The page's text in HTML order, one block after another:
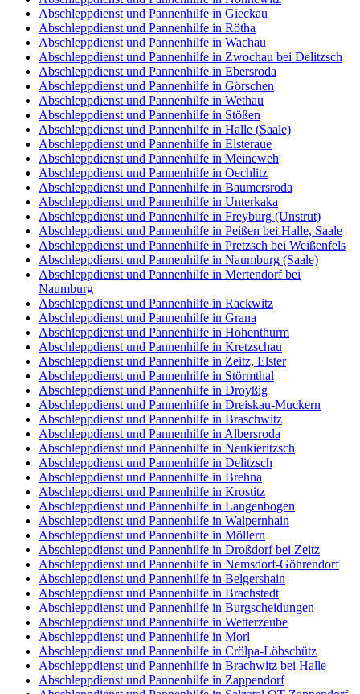
Abschleppdienst und Pannenhilfe in Gieckau
Abschleppdienst und Pannenhilfe in Rötha
Abschleppdienst und Pannenhilfe in Wachau
Abschleppdienst und Pannenhilfe in Zwochau bei Delitzsch
Abschleppdienst und Pannenhilfe in Ebersroda
Abschleppdienst und Pannenhilfe in Görschen
Abschleppdienst und Pannenhilfe in Wethau
Abschleppdienst und Pannenhilfe in Stößen
Abschleppdienst und Pannenhilfe in Halle (Saale)
Abschleppdienst und Pannenhilfe in Elsteraue
Abschleppdienst und Pannenhilfe in Meineweh
Abschleppdienst und Pannenhilfe in Oechlitz
Abschleppdienst und Pannenhilfe in Baumersroda
Abschleppdienst und Pannenhilfe in Unterkaka
Abschleppdienst und Pannenhilfe in Freyburg (Unstrut)
Abschleppdienst und Pannenhilfe in Peißen bei Halle, Saale
Abschleppdienst und Pannenhilfe in Pretzsch bei Weißenfels
Abschleppdienst und Pannenhilfe in Naumburg (Saale)
Abschleppdienst und Pannenhilfe in Mertendorf bei
Naumburg
Abschleppdienst und Pannenhilfe in Rackwitz
Abschleppdienst und Pannenhilfe in Grana
Abschleppdienst und Pannenhilfe in Hohenthurm
Abschleppdienst und Pannenhilfe in Kretzschau
Abschleppdienst und Pannenhilfe in Zeitz, Elster
Abschleppdienst und Pannenhilfe in Störmthal
Abschleppdienst und Pannenhilfe in Droyßig
Abschleppdienst und Pannenhilfe in Dreiskau-Muckern
Abschleppdienst und Pannenhilfe in Braschwitz
Abschleppdienst und Pannenhilfe in Albersroda
Abschleppdienst und Pannenhilfe in Neukieritzsch
Abschleppdienst und Pannenhilfe in Delitzsch
Abschleppdienst und Pannenhilfe in Brehna
Abschleppdienst und Pannenhilfe in Krostitz
Abschleppdienst und Pannenhilfe in Langenbogen
Abschleppdienst und Pannenhilfe in Walpernhain
Abschleppdienst und Pannenhilfe in Möllern
Abschleppdienst und Pannenhilfe in Droßdorf bei Zeitz
Abschleppdienst und Pannenhilfe in Nemsdorf-Göhrendorf
Abschleppdienst und Pannenhilfe in Belgershain
Abschleppdienst und Pannenhilfe in Brachstedt
Abschleppdienst und Pannenhilfe in Burgscheidungen
Abschleppdienst und Pannenhilfe in Wetterzeube
Abschleppdienst und Pannenhilfe in Morl
Abschleppdienst und Pannenhilfe in Crölpa-Löbschütz
Abschleppdienst und Pannenhilfe in Brachwitz bei Halle
Abschleppdienst und Pannenhilfe in Zappendorf